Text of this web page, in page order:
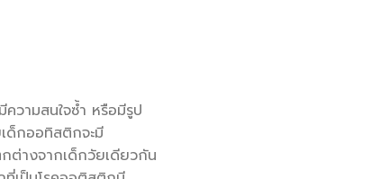
วามสนใจซ้ำ หรือมีรูป
ด็กออทิสติกจะมี
ต่างจากเด็กวัยเดียวกัน